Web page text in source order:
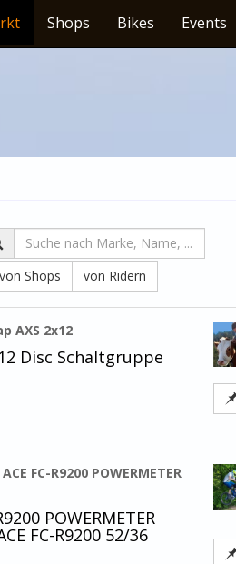
Shops Bikes Events
von Shops von Ridern
AXS 2x12
Disc Schaltgruppe
FC-R9200 POWERMETER
POWERMETER
FC-R9200 52/36